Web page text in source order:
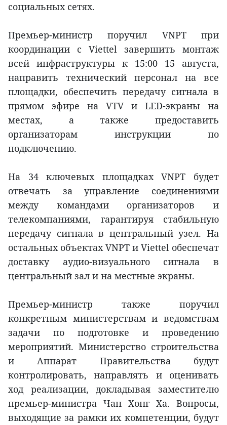
социальных сетях.
Премьер-министр поручил VNPT при
координации с Viettel завершить монтаж
всей инфраструктуры к 15:00 15 августа,
направить технический персонал на все
площадки, обеспечить передачу сигнала в
прямом эфире на VTV и LED-экраны на
местах, а также предоставить
организаторам инструкции по
подключению.
На 34 ключевых площадках VNPT будет
отвечать за управление соединениями
между командами организаторов и
телекомпаниями, гарантируя стабильную
передачу сигнала в центральный узел. На
остальных объектах VNPT и Viettel обеспечат
доставку аудио-визуального сигнала в
центральный зал и на местные экраны.
Премьер-министр также поручил
конкретным министерствам и ведомствам
задачи по подготовке и проведению
мероприятий. Министерство строительства
и Аппарат Правительства будут
контролировать, направлять и оценивать
ход реализации, докладывая заместителю
премьер-министра Чан Хонг Ха. Вопросы,
выходящие за рамки их компетенции, будут